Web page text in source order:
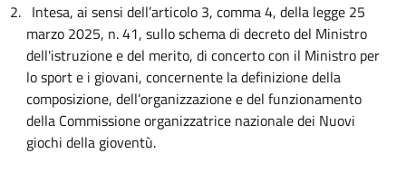
2. Intesa, ai sensi dell’articolo 3, comma 4, della legge 25
marzo 2025, n. 41, sullo schema di decreto del Ministro
dell'istruzione e del merito, di concerto con il Ministro per
lo sport e i giovani, concernente la definizione della
composizione, dell’organizzazione e del funzionamento
della Commissione organizzatrice nazionaledei Nuovi
giochi della gioventù.